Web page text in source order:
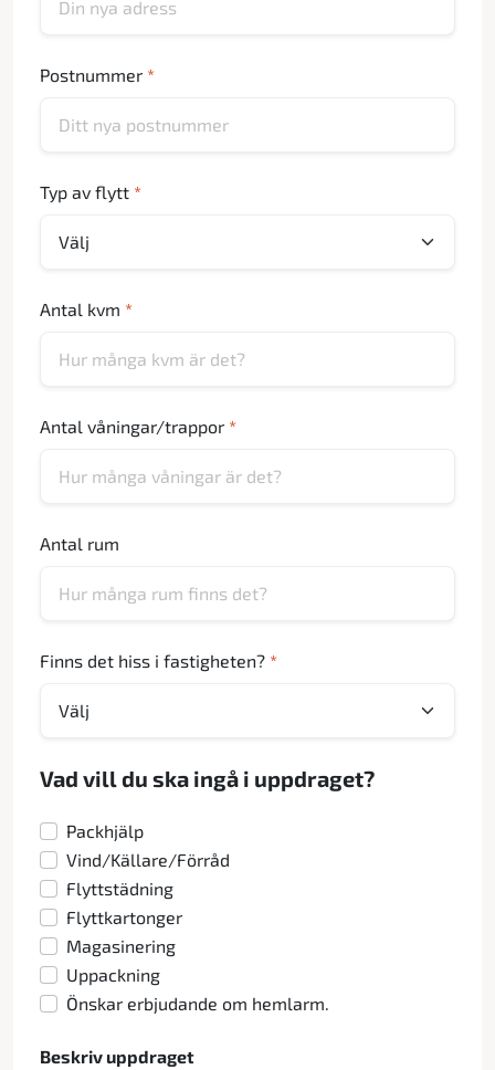
Postnummer *
Typ av flytt *
Antal kvm *
Antal våningar/trappor *
Antal rum
Finns det hiss i fastigheten? *
Vad vill du ska ingå i uppdraget?
Packhjälp
Vind/Källare/Förråd
Flyttstädning
Flyttkartonger
Magasinering
Uppackning
Önskar erbjudande om hemlarm.
Beskriv uppdraget